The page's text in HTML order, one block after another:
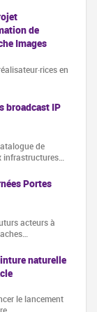
de
Images
en
broadcast IP
de
acteurs à
naturelle
le lancement